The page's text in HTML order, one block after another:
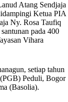
Atang Sendjaja
Ketua PIA
Ny. Rosa Taufiq
pada 400
Vihara
setiap tahun
Peduli, Bogor
(Basolia).